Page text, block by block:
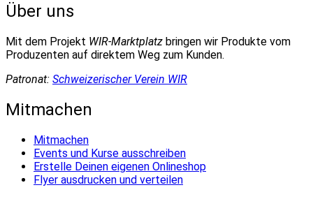
Über uns
Mit dem Projekt WIR-Marktplatz bringen wir Produkte vom
Produzenten auf direktem Weg zum Kunden.
Patronat: Schweizerischer Verein WIR
Mitmachen
Mitmachen
Events und Kurse ausschreiben
Erstelle Deinen eigenen Onlineshop
Flyer ausdrucken und verteilen